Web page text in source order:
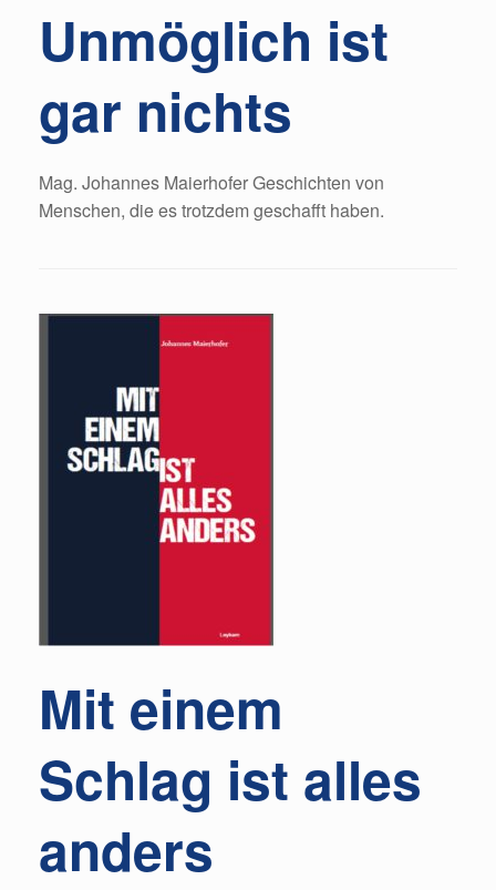
Unmöglich ist
gar nichts
Mag. Johannes Maierhofer Geschichten von
Menschen, die es trotzdem geschafft haben.
Mit einem
Schlag ist alles
anders